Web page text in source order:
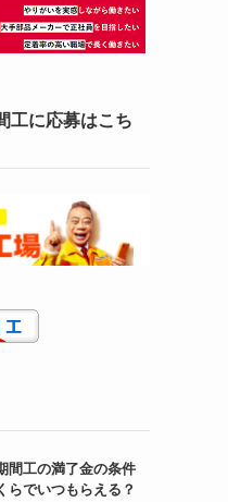
工に応募はこち
間工の満了金の条件
らでいつもらえる？